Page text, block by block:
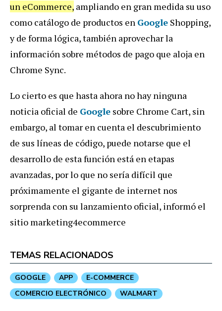
un eCommerce, ampliando en gran medida su uso
como catálogo de productos en Google Shopping,
y de forma lógica, también aprovechar la
información sobre métodos de pago que aloja en
Chrome Sync.
Lo cierto es que hasta ahora no hay ninguna
noticia oficial de Google sobre Chrome Cart, sin
embargo, al tomar en cuenta el descubrimiento
de sus líneas de código, puede notarse que el
desarrollo de esta función está en etapas
avanzadas, por lo que no sería difícil que
próximamente el gigante de internet nos
sorprenda con su lanzamiento oficial, informó el
sitio marketing4ecommerce
TEMAS RELACIONADOS
GOOGLE APP
E-COMMERCE
COMERCIO ELECTRÓNICO
WALMART